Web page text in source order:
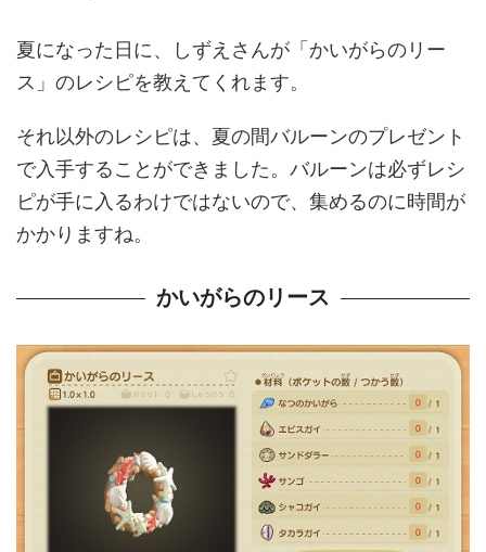
夏になった日に、しずえさんが「かいがらのリー
ス」のレシピを教えてくれます。
それ以外のレシピは、夏の間バルーンのプレゼント
で入手することができました。バルーンは必ずレシ
ピが手に入るわけではないので、集めるのに時間が
かかりますね。
かいがらのリース